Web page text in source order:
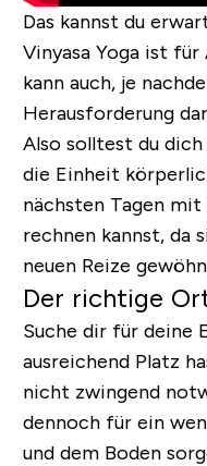
Das kannst du
Vinyasa Yoga ist
kann auch, je
Herausforderung
Also solltest du
die Einheit
nächsten Tagen
rechnen kannst, da
neuen Reize
Der richtige
Suche dir für deine
ausreichend Platz
nicht zwingend
dennoch für ein
und dem Boden